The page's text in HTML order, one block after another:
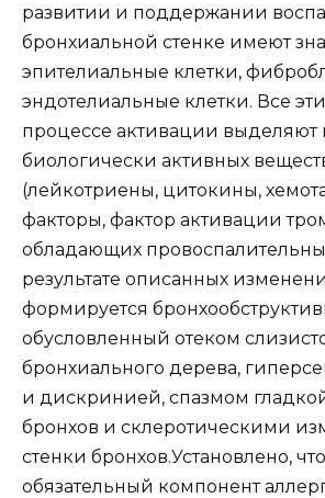
развитии и поддержании
бронхиальной стенке имеют
эпителиальные клетки,
эндотелиальные клетки. Все
процессе активации выделяют
биологически активных
(лейкотриены, цитокины,
факторы, фактор активации
обладающих
результате описанных
формируется
обусловленный отеком
бронхиального дерева,
и дискринией, спазмом
бронхов и склеротическими
стенки бронхов.Установлено,
обязательный компонент